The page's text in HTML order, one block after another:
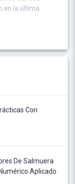
en la última
Con
De Salmuera
Aplicado